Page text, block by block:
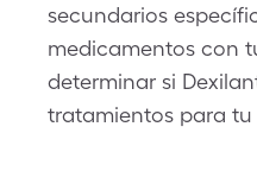
secundarios
medicamentos con
determinar si
tratamientos para